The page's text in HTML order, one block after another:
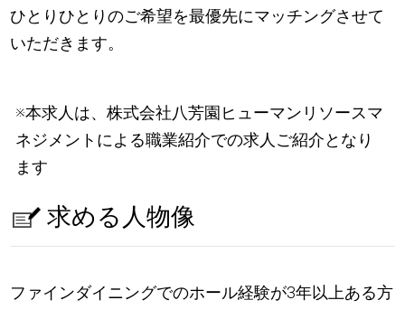
ひとりひとりのご希望を最優先にマッチングさせて
いただきます。
※本求人は、株式会社八芳園ヒューマンリソースマ
ネジメントによる職業紹介での求人ご紹介となり
ます
求める人物像
ファインダイニングでのホール経験が3年以上ある方